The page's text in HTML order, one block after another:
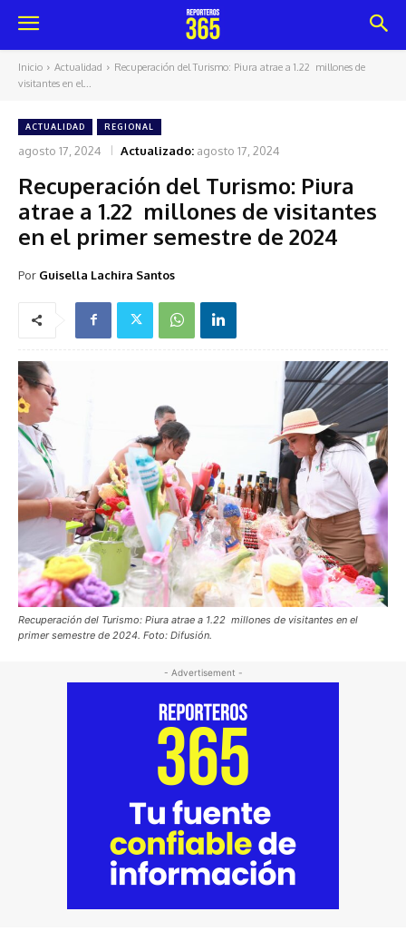
Inicio Actualidad
Recuperación del Turismo: Piura atrae a 1.22 millones de
visitantes en el...
ACTUALIDAD REGIONAL
agosto 17, 2024 Actualizado: agosto 17, 2024
Recuperación del Turismo: Piura
atrae a 1.22 millones de visitantes
en el primer semestre de 2024
Por Guisella Lachira Santos
Recuperación del Turismo: Piura atrae a 1.22 millones de visitantes en el
primer semestre de 2024. Foto: Difusión.
- Advertisement -